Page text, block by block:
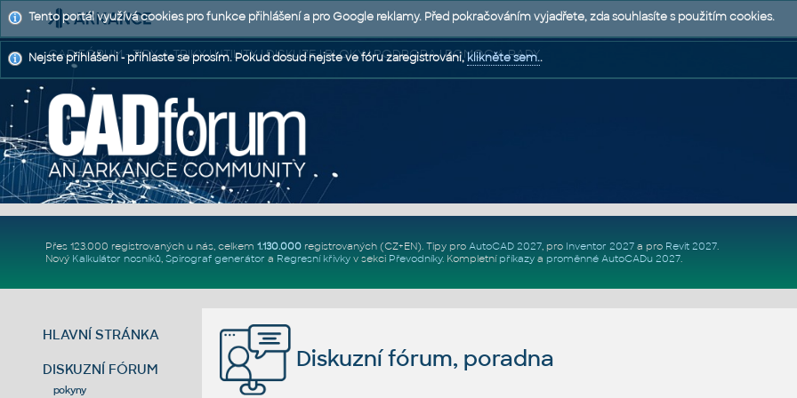
CAD FÓRUM - TIPY A TRIKY | UTILITY | DISKUZE | BLOKY | PODPORA | POMOC A RADY
Přes 123.000 registrovaných u nás, celkem 1.130.000registrovaných (CZ+EN). Tipy pro AutoCAD 2027, pro Inventor 2027a pro Revit 2027.
Nový Kalkulátor nosníků, Spirograf generátor a Regresní křivkyv sekci Převodníky. Kompletní příkazya proměnné AutoCADu 2027.
HLAVNÍ STRÁNKA
DISKUZNÍ FÓRUM
pokyny
Diskuzní fórum, poradna
Tento portál využívá cookies pro funkce přihlášení a pro Google reklamy. Před pokračováním vyjadřete, zda souhlasíte s použitím cookies.
Nejste přihlášeni - přihlaste se prosím. Pokud dosud nejste ve fóru zaregistrováni,klikněte sem..